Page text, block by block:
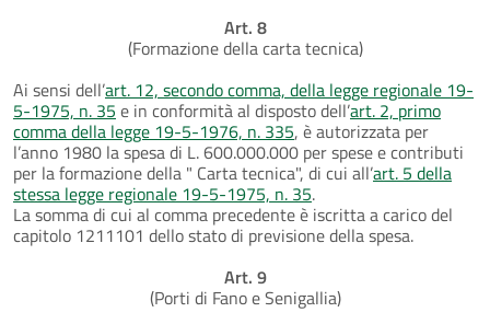
Art. 8
(Formazione della carta tecnica)
Ai sensi dell’art. 12, secondo comma, della legge regionale 19-
5-1975, n. 35 e in conformità al disposto dell’art. 2, primo
comma della legge 19-5-1976, n. 335, è autorizzata per
l’anno 1980 la spesa di L. 600.000.000 per spese e contributi
per la formazione della " Carta tecnica", di cui all’art. 5 della
stessa legge regionale 19-5-1975, n. 35.
La somma di cui al comma precedente è iscritta a carico del
capitolo 1211101 dello stato di previsione della spesa.
Art. 9
(Porti di Fano e Senigallia)